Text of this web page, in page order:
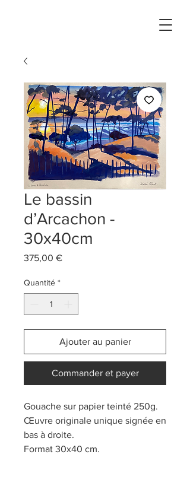
Le bassin
d’Arcachon -
30x40cm
375,00 €Prix
Quantité *
Ajouter au panier
Commander et payer
Gouache sur papier teinté 250g.
Œuvre originale unique signée en
bas à droite.
Format 30x40 cm.